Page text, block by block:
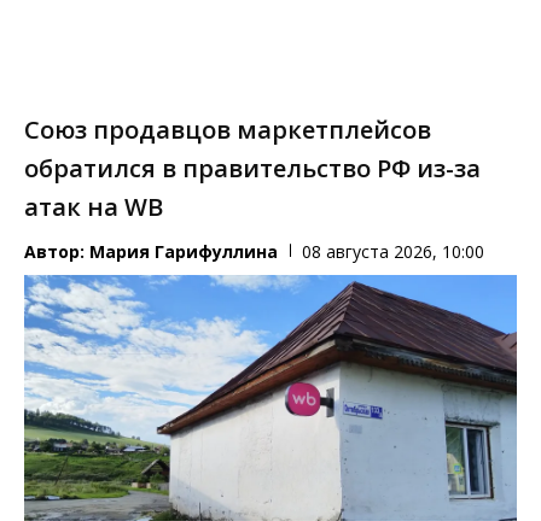
Союз продавцов маркетплейсов
обратился в правительство РФ из-за
атак на WB
Автор: Мария Гарифуллина 08 августа 2026, 10:00